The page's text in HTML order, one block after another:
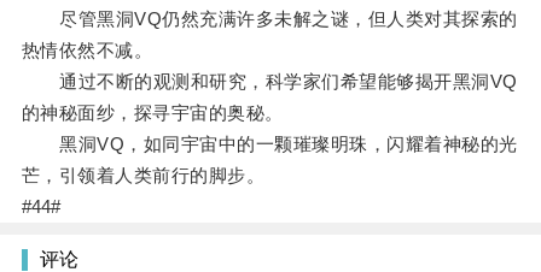
尽管黑洞VQ仍然充满许多未解之谜，但人类对其探索的
热情依然不减。
通过不断的观测和研究，科学家们希望能够揭开黑洞VQ
的神秘面纱，探寻宇宙的奥秘。
黑洞VQ，如同宇宙中的一颗璀璨明珠，闪耀着神秘的光
芒，引领着人类前行的脚步。
#44#
评论